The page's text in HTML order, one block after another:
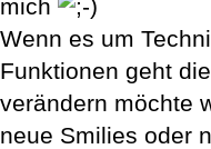
mich
Wenn es um
Funktionen geht
verändern möchte
neue Smilies oder